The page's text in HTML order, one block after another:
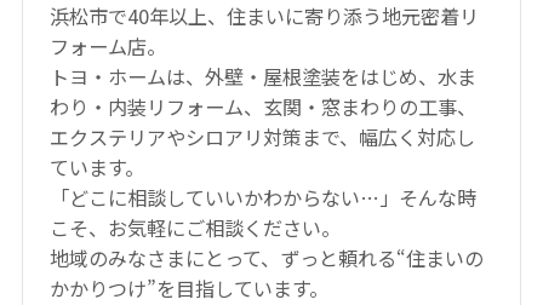
浜松市で40年以上、住まいに寄り添う地元密着リ
フォーム店。
トヨ・ホームは、外壁・屋根塗装をはじめ、水ま
わり・内装リフォーム、玄関・窓まわりの工事、
エクステリアやシロアリ対策まで、幅広く対応し
ています。
「どこに相談していいかわからない…」そんな時
こそ、お気軽にご相談ください。
地域のみなさまにとって、ずっと頼れる“住まいの
かかりつけ”を目指しています。